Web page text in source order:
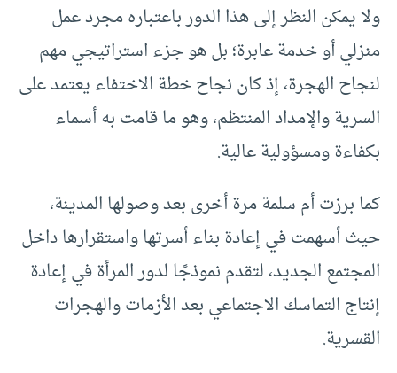
ولا يمكن النظر إلى هذا الدور باعتباره مجرد عمل
منزلي أو خدمة عابرة؛ بل هو جزء استراتيجي مهم
لنجاح الهجرة، إذ كان نجاح خطة الاختفاء يعتمد على
السرية والإمداد المنتظم، وهو ما قامت به أسماء
بكفاءة ومسؤولية عالية.
كما برزت أم سلمة مرة أخرى بعد وصولها المدينة،
حيث أسهمت في إعادة بناء أسرتها واستقرارها داخل
المجتمع الجديد، لتقدم نموذجًا لدور المرأة في إعادة
إنتاج التماسك الاجتماعي بعد الأزمات والهجرات
القسرية.